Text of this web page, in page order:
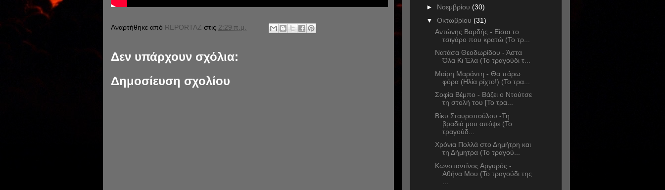
Αναρτήθηκε από REPORTAZ στις 2:29 π.μ.
Δεν υπάρχουν σχόλια:
Δημοσίευση σχολίου
► Νοεμβρίου (30)
▼ Οκτωβρίου (31)
Αντώνης Βαρδής - Είσαι το
τσιγάρο που κρατώ (Το τρ...
Νατάσα Θεοδωρίδου - Άστα
Όλα Κι Έλα (Το τραγούδι τ...
Μαίρη Μαράντη - Θα πάρω
φόρα (Ηλία ρίχτο!) (Το τρα...
Σοφία Βέμπο - Βάζει ο Ντούτσε
τη στολή του [Το τρα...
Βίκυ Σταυροπούλου -Τη
βραδιά μου απόψε (Το
τραγούδ...
Χρόνια Πολλά στο Δημήτρη και
τη Δήμητρα (Το τραγού...
Κωνσταντίνος Αργυρός -
Αθήνα Μου (Το τραγούδι της